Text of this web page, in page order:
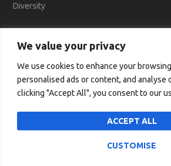
We value your privacy
We use cookies to enhance your
personalised ads or content, and analyse
clicking "Accept All", you consent to our
CUSTOMISE
ACCEPT ALL
Diversity